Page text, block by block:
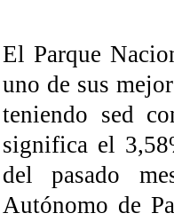
El Parque
uno de sus
teniendo sed
significa el
del pasado
Autónomo de